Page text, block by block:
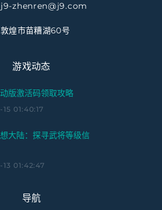
j9-zhenren@j9.com
敦煌市苗糟湖60号
游戏动态
版激活码领取攻略
01:40:17
大陆：探寻武将等级信
01:42:47
导航